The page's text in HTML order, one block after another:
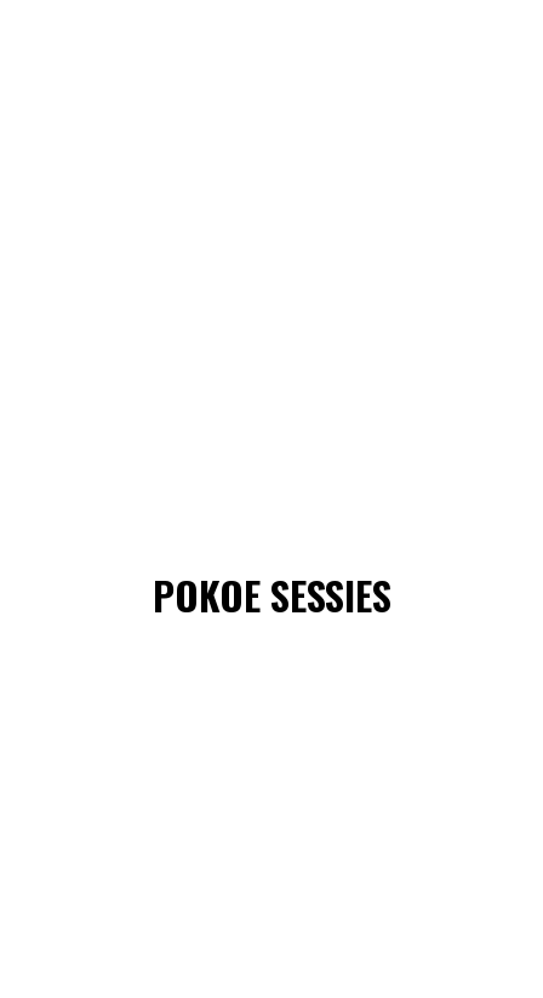
POKOE SESSIES